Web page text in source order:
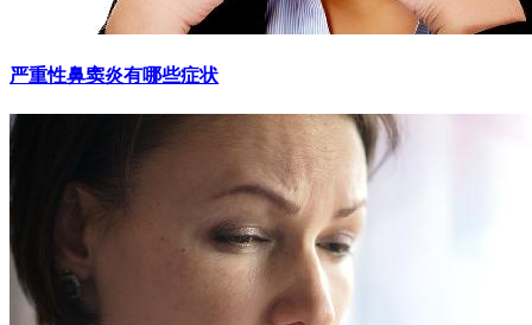
严重性鼻窦炎有哪些症状